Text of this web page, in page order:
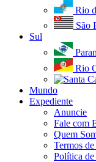
Rio
São
Sul
Rio
Mundo
Expediente
Anuncie
Fale com
Quem
Termos
Política